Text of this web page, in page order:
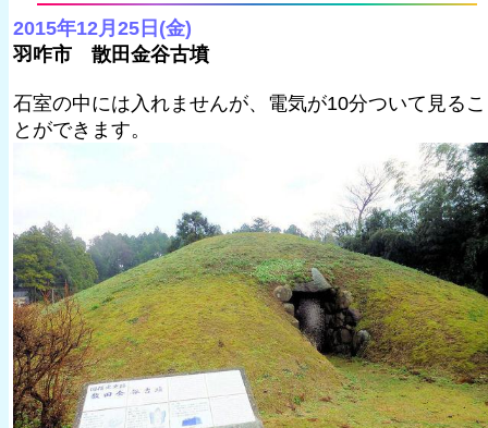
2015年12月25日(金)
羽咋市 散田金谷古墳
石室の中には入れませんが、電気が10分ついて見るこ
とができます。